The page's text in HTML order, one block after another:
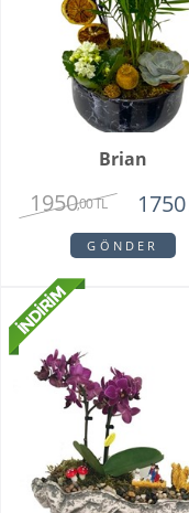
Brian
1950,00 TL 1750
GÖNDER